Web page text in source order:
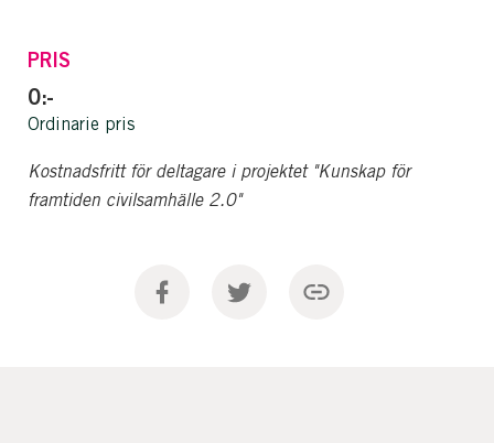
PRIS
0:-
Ordinarie pris
Kostnadsfritt för deltagare i projektet "Kunskap för
framtiden civilsamhälle 2.0"